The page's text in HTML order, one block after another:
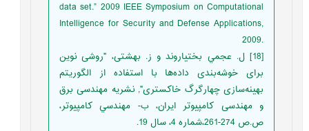
data set.” 2009 IEEE Symposium on ‎Computational
Intelligence for Security and ‎Defense Applications,
2009.‎
‏[18]‏ ل. عجمي بختياروند و‎ ‎ز. بهشتی، "روشی نوين
برای خوشه‌بندی داده‌ها با استفاده از ‏الگوريتم
بهينه‌سازی چهارگرگ خاكستری‎,"‎‏ نشريه مهندسی برق
و مهندسی ‏كامپيوتر ايران، ب- مهندسي كامپيوتر،
ص.ص 274-261،شماره 4، سال 19.‏‎ ‎